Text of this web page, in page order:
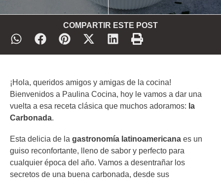
COMPARTIR ESTE POST
¡Hola, queridos amigos y amigas de la cocina!
Bienvenidos a Paulina Cocina, hoy le vamos a dar una
vuelta a esa receta clásica que muchos adoramos: la
Carbonada.
Esta delicia de la gastronomía latinoamericana es un
guiso reconfortante, lleno de sabor y perfecto para
cualquier época del año. Vamos a desentrañar los
secretos de una buena carbonada, desde sus